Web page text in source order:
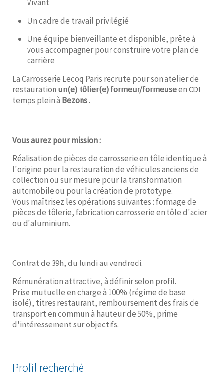
Vivant
Un cadre de travail privilégié
Une équipe bienveillante et disponible, prête à
vous accompagner pour construire votre plan de
carrière
La Carrosserie Lecoq Paris recrute pour son atelier de
restauration un(e) tôlier(e) formeur/formeuseen CDI
temps plein à Bezons.
Vous aurez pour mission :
Réalisation de pièces de carrosserie en tôle identique à
l'origine pour la restauration de véhicules anciens de
collection ou sur mesure pour la transformation
automobile ou pour la création de prototype.
Vous maîtrisez les opérations suivantes : formage de
pièces de tôlerie, fabrication carrosserie en tôle d'acier
ou d'aluminium.
Contrat de 39h, du lundi au vendredi.
Rémunération attractive, à définir selon profil.
Prise mutuelle en charge à 100% (régime de base
isolé), titres restaurant, remboursement des frais de
transport en commun à hauteur de 50%, prime
d'intéressement sur objectifs.
Profil recherché